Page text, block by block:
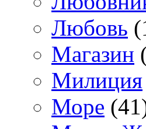
Любовь
Магазин
Милиция
Море